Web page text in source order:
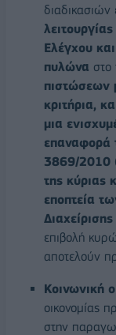
Ελέγχου
πυλώνα στο
πιστώσεων
κριτήρια,
μια
επαναφορά
3869/2010
της κύριας
εποπτεία
επιβολή
αποτελούν
Κοινωνική
οικονομίας
στην